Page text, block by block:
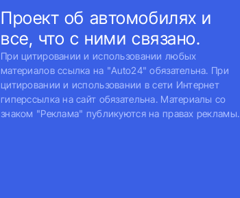
Проект об автомобилях и
все, что с ними связано.
При цитировании и использовании любых
материалов ссылка на "Auto24" обязательна. При
цитировании и использовании в сети Интернет
гиперссылка на сайт обязательна. Материалы со
знаком "Реклама" публикуются на правах рекламы.